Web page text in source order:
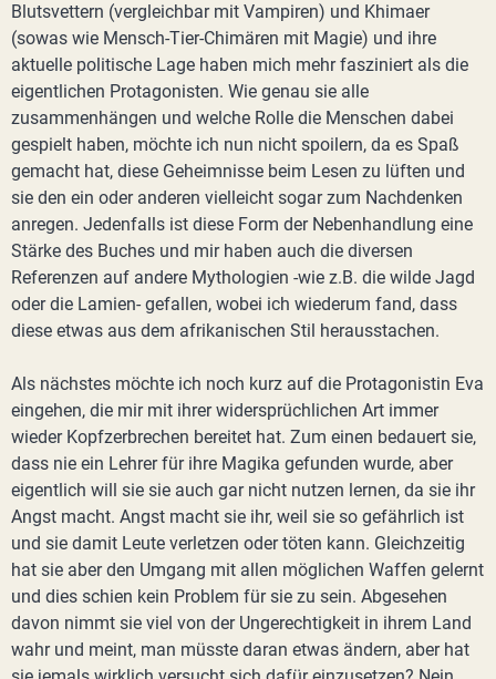
Blutsvettern (vergleichbar mit Vampiren) und Khimaer
(sowas wie Mensch-Tier-Chimären mit Magie) und ihre
aktuelle politische Lage haben mich mehr fasziniert als die
eigentlichen Protagonisten. Wie genau sie alle
zusammenhängen und welche Rolle die Menschen dabei
gespielt haben, möchte ich nun nicht spoilern, da es Spaß
gemacht hat, diese Geheimnisse beim Lesen zu lüften und
sie den ein oder anderen vielleicht sogar zum Nachdenken
anregen. Jedenfalls ist diese Form der Nebenhandlung eine
Stärke des Buches und mir haben auch die diversen
Referenzen auf andere Mythologien -wie z.B. die wilde Jagd
oder die Lamien- gefallen, wobei ich wiederum fand, dass
diese etwas aus dem afrikanischen Stil herausstachen.
Als nächstes möchte ich noch kurz auf die Protagonistin Eva
eingehen, die mir mit ihrer widersprüchlichen Art immer
wieder Kopfzerbrechen bereitet hat. Zum einen bedauert sie,
dass nie ein Lehrer für ihre Magika gefunden wurde, aber
eigentlich will sie sie auch gar nicht nutzen lernen, da sie ihr
Angst macht. Angst macht sie ihr, weil sie so gefährlich ist
und sie damit Leute verletzen oder töten kann. Gleichzeitig
hat sie aber den Umgang mit allen möglichen Waffen gelernt
und dies schien kein Problem für sie zu sein. Abgesehen
davon nimmt sie viel von der Ungerechtigkeit in ihrem Land
wahr und meint, man müsste daran etwas ändern, aber hat